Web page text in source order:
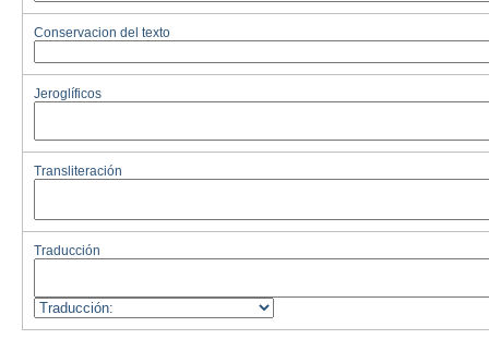
Conservacion del texto
Jeroglíficos
Transliteración
Traducción